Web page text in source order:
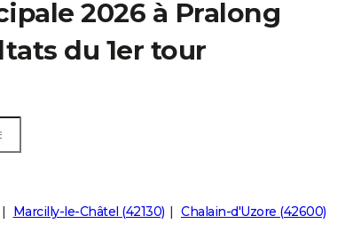
2026 à Pralong
du 1er tour
Marcilly-le-Châtel (42130) Chalain-d'Uzore (42600)